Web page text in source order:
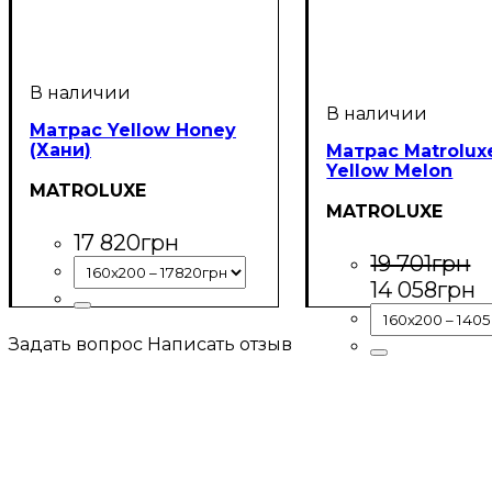
Матрас Yellow Honey
(Хани)
MATROLUXE
17 820грн
Матрас
Yellow Melon
MATROLUXE
19 701грн
14 058грн
Задать вопрос Написать отзыв